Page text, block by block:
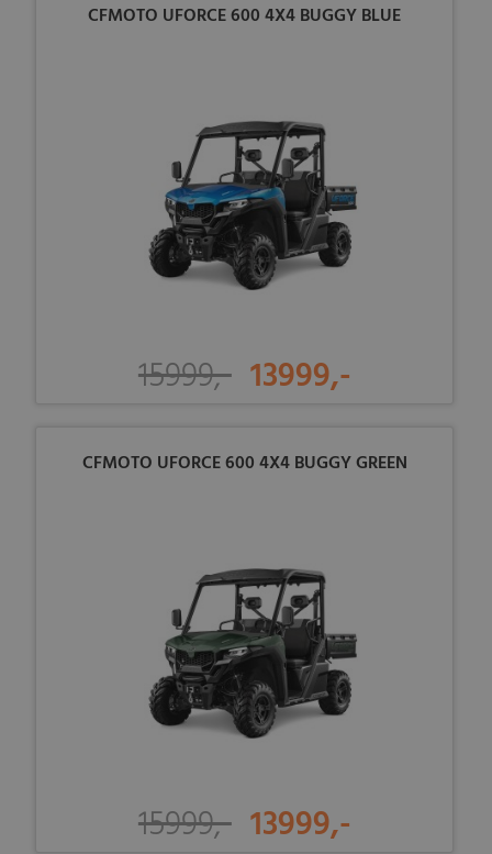
CFMOTO UFORCE 600 4X4 BUGGY BLUE
15999,- 13999,-
CFMOTO UFORCE 600 4X4 BUGGY GREEN
15999,- 13999,-